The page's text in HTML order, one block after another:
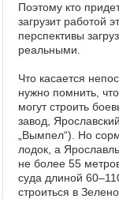
Поэтому кто
загрузит работой
перспективы
реальными.
Что касается
нужно помнить,
могут строить
завод,
„Вымпел“). Но
лодок, а
не более 55
суда длиной
строиться в